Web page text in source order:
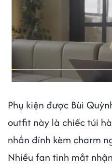
Phụ kiện được Bùi
outfit này là chiếc túi
nhắn đính kèm charm
Nhiều fan tinh mắt